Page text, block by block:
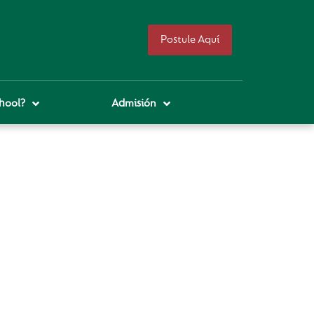
Postule Aquí
Admisión